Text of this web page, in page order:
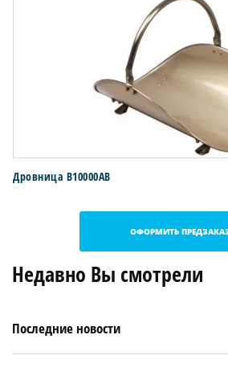
Дровница B10000AB
ОФОРМИТЬ
Недавно Вы смотрели
Последние новости